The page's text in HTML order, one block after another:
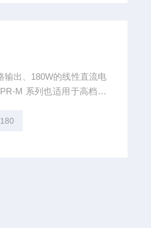
M 系列也适用于高档台
点。